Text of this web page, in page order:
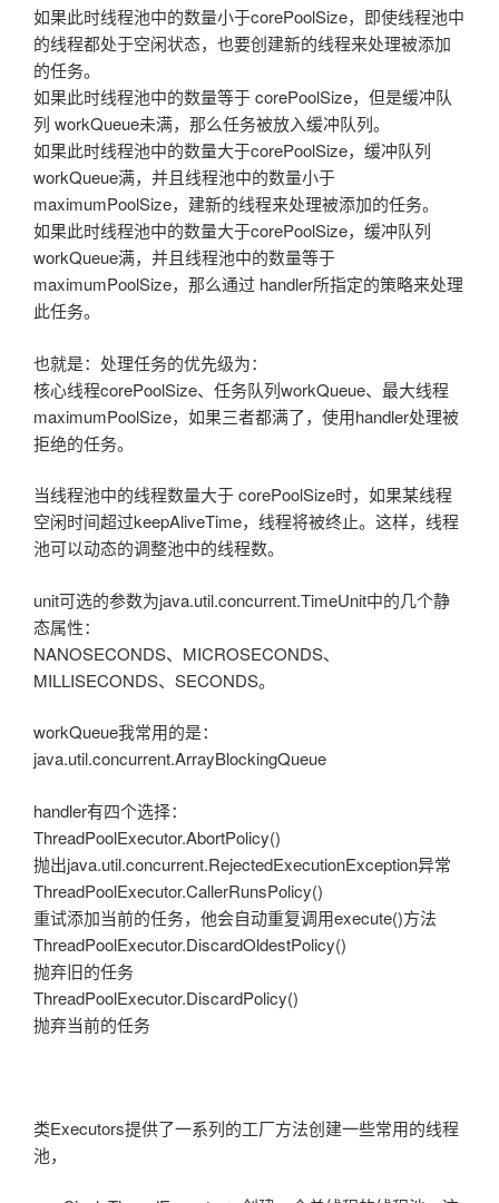
如果此时线程池中的数量小于corePoolSize，即使线程池中
的线程都处于空闲状态，也要创建新的线程来处理被添加
的任务。
如果此时线程池中的数量等于 corePoolSize，但是缓冲队
列 workQueue未满，那么任务被放入缓冲队列。
如果此时线程池中的数量大于corePoolSize，缓冲队列
workQueue满，并且线程池中的数量小于
maximumPoolSize，建新的线程来处理被添加的任务。
如果此时线程池中的数量大于corePoolSize，缓冲队列
workQueue满，并且线程池中的数量等于
maximumPoolSize，那么通过 handler所指定的策略来处理
此任务。
也就是：处理任务的优先级为：
核心线程corePoolSize、任务队列workQueue、最大线程
maximumPoolSize，如果三者都满了，使用handler处理被
拒绝的任务。
当线程池中的线程数量大于 corePoolSize时，如果某线程
空闲时间超过keepAliveTime，线程将被终止。这样，线程
池可以动态的调整池中的线程数。
unit可选的参数为java.util.concurrent.TimeUnit中的几个静
态属性：
NANOSECONDS、MICROSECONDS、
MILLISECONDS、SECONDS。
workQueue我常用的是：
java.util.concurrent.ArrayBlockingQueue
handler有四个选择：
ThreadPoolExecutor.AbortPolicy()
抛出java.util.concurrent.RejectedExecutionException异常
ThreadPoolExecutor.CallerRunsPolicy()
重试添加当前的任务，他会自动重复调用execute()方法
ThreadPoolExecutor.DiscardOldestPolicy()
抛弃旧的任务
ThreadPoolExecutor.DiscardPolicy()
抛弃当前的任务
类Executors提供了一系列的工厂方法创建一些常用的线程
池，